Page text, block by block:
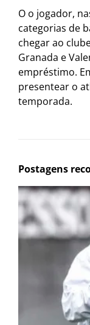
O o jogador,
categorias de
chegar ao
Granada e
empréstimo.
presentear o
temporada.
Postagens